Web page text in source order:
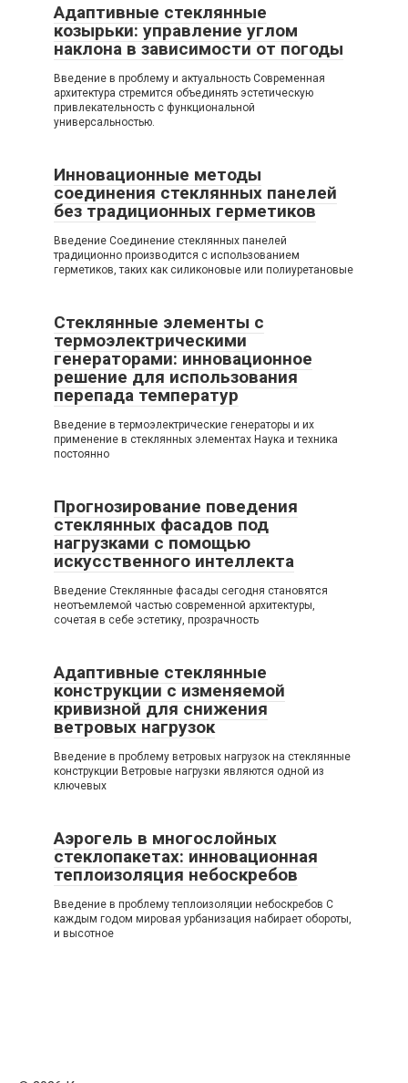
Адаптивные стеклянные
козырьки: управление углом
наклона в зависимости от погоды
Введение в проблему и актуальность Современная
архитектура стремится объединять эстетическую
привлекательность с функциональной
универсальностью.
Инновационные методы
соединения стеклянных панелей
без традиционных герметиков
Введение Соединение стеклянных панелей
традиционно производится с использованием
герметиков, таких как силиконовые или полиуретановые
Стеклянные элементы с
термоэлектрическими
генераторами: инновационное
решение для использования
перепада температур
Введение в термоэлектрические генераторы и их
применение в стеклянных элементах Наука и техника
постоянно
Прогнозирование поведения
стеклянных фасадов под
нагрузками с помощью
искусственного интеллекта
Введение Стеклянные фасады сегодня становятся
неотъемлемой частью современной архитектуры,
сочетая в себе эстетику, прозрачность
Адаптивные стеклянные
конструкции с изменяемой
кривизной для снижения
ветровых нагрузок
Введение в проблему ветровых нагрузок на стеклянные
конструкции Ветровые нагрузки являются одной из
ключевых
Аэрогель в многослойных
стеклопакетах: инновационная
теплоизоляция небоскребов
Введение в проблему теплоизоляции небоскребов С
каждым годом мировая урбанизация набирает обороты,
и высотное